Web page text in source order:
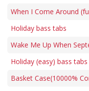
When I Come Around
Holiday bass tabs
Wake Me Up When
Holiday (easy) bass tabs
Basket Case(10000%